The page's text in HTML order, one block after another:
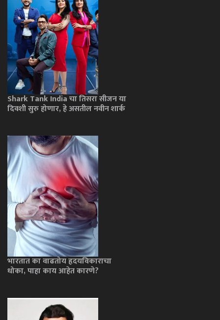
Shark Tank India चा तिसरा सीजन या
दिवशी सुरु होणार, हे असतील नवीन शार्क
भारतात का वाढतोय हृदयविकाराचा
धोका, पाहा काय आहेत कारणे?